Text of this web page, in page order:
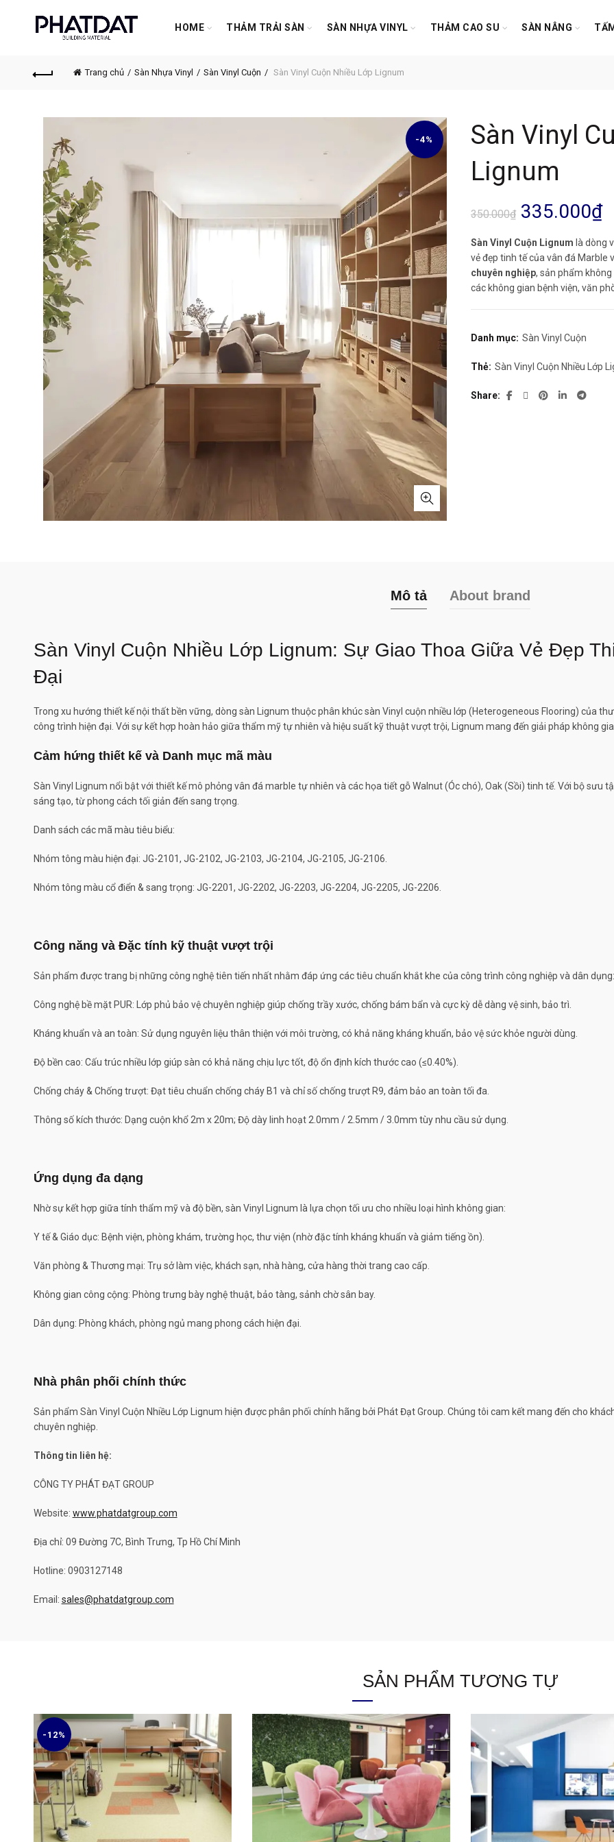
HOME THẢM TRẢI SÀN SÀN NHỰA VINYL THẢM CAO SU SÀN NÂNG
Trang chủ Sàn Nhựa Vinyl Sàn Vinyl Cuộn Sàn Vinyl Cuộn Nhiều Lớp Lignum
-4%
Sàn Vinyl
Lignum
350.000₫ Giá
gốc
là:
350.000₫.
335.000₫
Sàn Vinyl Cuộn Lignum là dòng
vẻ đẹp tinh tế của vân đá Marble
chuyên nghiệp, sản phẩm
các không gian bệnh viện, văn
Danh mục: Sàn Vinyl Cuộn
Thẻ: Sàn Vinyl Cuộn Nhiều Lớp
Share
Mô tả About brand
Sàn Vinyl Cuộn Nhiều Lớp Lignum: Sự Giao Thoa Giữa Vẻ Đẹp
Đại
Trong xu hướng thiết kế nội thất bền vững, dòng sàn Lignum thuộc phân khúc sàn Vinyl cuộn nhiều lớp (Heterogeneous Flooring) của
công trình hiện đại. Với sự kết hợp hoàn hảo giữa thẩm mỹ tự nhiên và hiệu suất kỹ thuật vượt trội, Lignum mang đến giải pháp không
Cảm hứng thiết kế và Danh mục mã màu
Sàn Vinyl Lignum nổi bật với thiết kế mô phỏng vân đá marble tự nhiên và các họa tiết gỗ Walnut (Óc chó), Oak (Sồi) tinh tế. Với bộ sưu
sáng tạo, từ phong cách tối giản đến sang trọng.
Danh sách các mã màu tiêu biểu:
Nhóm tông màu hiện đại: JG-2101, JG-2102, JG-2103, JG-2104, JG-2105, JG-2106.
Nhóm tông màu cổ điển & sang trọng: JG-2201, JG-2202, JG-2203, JG-2204, JG-2205, JG-2206.
Công năng và Đặc tính kỹ thuật vượt trội
Sản phẩm được trang bị những công nghệ tiên tiến nhất nhằm đáp ứng các tiêu chuẩn khắt khe của công trình công nghiệp và dân dụng:
Công nghệ bề mặt PUR: Lớp phủ bảo vệ chuyên nghiệp giúp chống trầy xước, chống bám bẩn và cực kỳ dễ dàng vệ sinh, bảo trì.
Kháng khuẩn và an toàn: Sử dụng nguyên liệu thân thiện với môi trường, có khả năng kháng khuẩn, bảo vệ sức khỏe người dùng.
Độ bền cao: Cấu trúc nhiều lớp giúp sàn có khả năng chịu lực tốt, độ ổn định kích thước cao (≤0.40%).
Chống cháy & Chống trượt: Đạt tiêu chuẩn chống cháy B1 và chỉ số chống trượt R9, đảm bảo an toàn tối đa.
Thông số kích thước: Dạng cuộn khổ 2m x 20m; Độ dày linh hoạt 2.0mm / 2.5mm / 3.0mm tùy nhu cầu sử dụng.
Ứng dụng đa dạng
Nhờ sự kết hợp giữa tính thẩm mỹ và độ bền, sàn Vinyl Lignum là lựa chọn tối ưu cho nhiều loại hình không gian:
Y tế & Giáo dục: Bệnh viện, phòng khám, trường học, thư viện (nhờ đặc tính kháng khuẩn và giảm tiếng ồn).
Văn phòng & Thương mại: Trụ sở làm việc, khách sạn, nhà hàng, cửa hàng thời trang cao cấp.
Không gian công cộng: Phòng trưng bày nghệ thuật, bảo tàng, sảnh chờ sân bay.
Dân dụng: Phòng khách, phòng ngủ mang phong cách hiện đại.
Nhà phân phối chính thức
Sản phẩm Sàn Vinyl Cuộn Nhiều Lớp Lignum hiện được phân phối chính hãng bởi Phát Đạt Group. Chúng tôi cam kết mang đến cho
chuyên nghiệp.
Thông tin liên hệ:
CÔNG TY PHÁT ĐẠT GROUP
Website: www.phatdatgroup.com
Địa chỉ: 09 Đường 7C, Bình Trưng, Tp Hồ Chí Minh
Hotline: 0903127148
Email: sales@phatdatgroup.com
SẢN PHẨM TƯƠNG TỰ
-12%